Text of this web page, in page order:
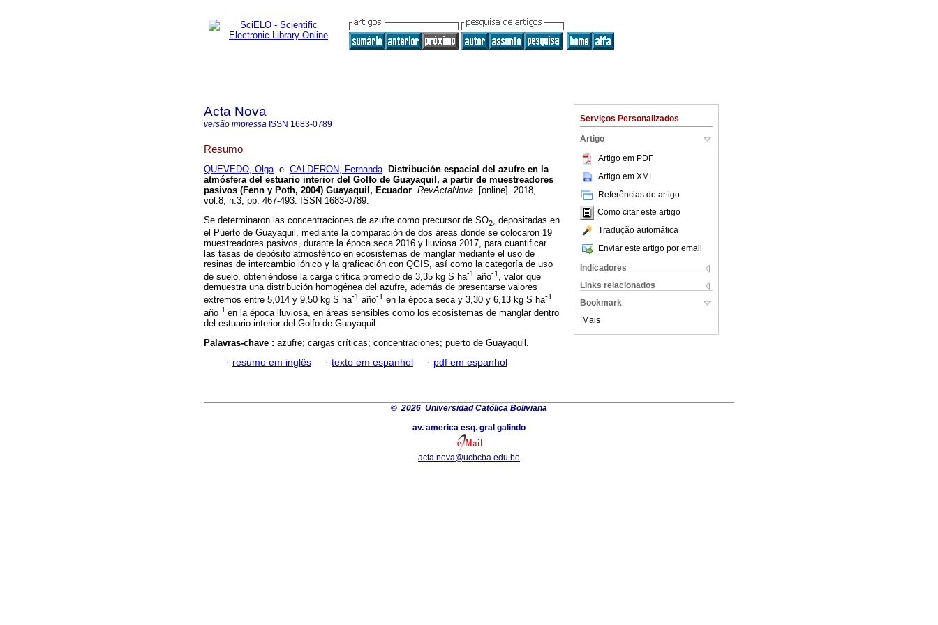
Serviços Personalizados
Artigo
Artigo em PDF
Artigo em XML
Referências do artigo
Como citar este artigo
Tradução automática
Enviar este artigo por email
Indicadores
Links relacionados
Bookmark
Mais
Acta Nova
versão impressa ISSN 1683-0789
Resumo
QUEVEDO, Olgae CALDERON, Fernanda. Distribución espacial del azufre en la
atmósfera del estuario interior del Golfo de Guayaquil, a partir de muestreadores
pasivos (Fenn y Poth, 2004) Guayaquil, Ecuador. RevActaNova. [online]. 2018,
vol.8, n.3, pp. 467-493. ISSN 1683-0789.
Se determinaron las concentraciones de azufre como precursor de SO2, depositadas en
el Puerto de Guayaquil, mediante la comparación de dos áreas donde se colocaron 19
muestreadores pasivos, durante la época seca 2016 y lluviosa 2017, para cuantificar
las tasas de depósito atmosférico en ecosistemas de manglar mediante el uso de
resinas de intercambio iónico y la graficación con QGIS, así como la categoría de uso
de suelo, obteniéndose la carga crítica promedio de 3,35 kg S ha-1 año-1 , valor que
demuestra una distribución homogénea del azufre, además de presentarse valores
extremos entre 5,014 y 9,50 kg S ha-1 año-1 en la época seca y 3,30 y 6,13 kg S ha-1
año-1 en la época lluviosa, en áreas sensibles como los ecosistemas de manglar dentro
del estuario interior del Golfo de Guayaquil.
Palavras-chave : azufre; cargas críticas; concentraciones; puerto de Guayaquil.
· resumo em inglês · texto em espanhol · pdf em espanhol
© 2026 Universidad Católica Boliviana
av. america esq. gral galindo
acta.nova@ucbcba.edu.bo